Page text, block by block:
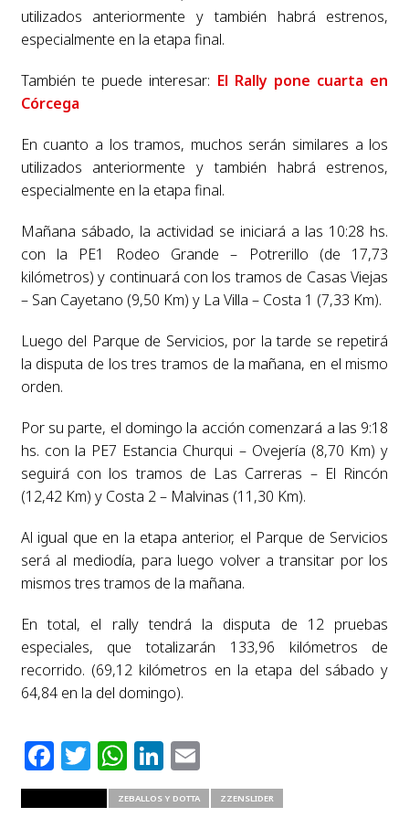
utilizados anteriormente y también habrá estrenos,
especialmente en la etapa final.
También te puede interesar: El Rally pone cuarta en
Córcega
En cuanto a los tramos, muchos serán similares a los
utilizados anteriormente y también habrá estrenos,
especialmente en la etapa final.
Mañana sábado, la actividad se iniciará a las 10:28 hs.
con la PE1 Rodeo Grande – Potrerillo (de 17,73
kilómetros) y continuará con los tramos de Casas Viejas
– San Cayetano (9,50 Km) y La Villa – Costa 1 (7,33 Km).
Luego del Parque de Servicios, por la tarde se repetirá
la disputa de los tres tramos de la mañana, en el mismo
orden.
Por su parte, el domingo la acción comenzará a las 9:18
hs. con la PE7 Estancia Churqui – Ovejería (8,70 Km) y
seguirá con los tramos de Las Carreras – El Rincón
(12,42 Km) y Costa 2 – Malvinas (11,30 Km).
Al igual que en la etapa anterior, el Parque de Servicios
será al mediodía, para luego volver a transitar por los
mismos tres tramos de la mañana.
En total, el rally tendrá la disputa de 12 pruebas
especiales, que totalizarán 133,96 kilómetros de
recorrido. (69,12 kilómetros en la etapa del sábado y
64,84 en la del domingo).
Facebook
Twitter
WhatsApp
LinkedIn
Email
ZEBALLOS Y DOTTA ZZENSLIDER